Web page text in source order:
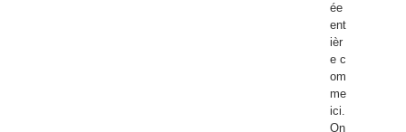
ée
ent
ièr
e c
om
me
ici.
On